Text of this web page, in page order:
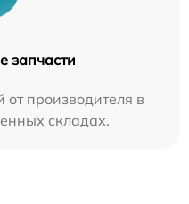
запчасти
от производителя в
складах.